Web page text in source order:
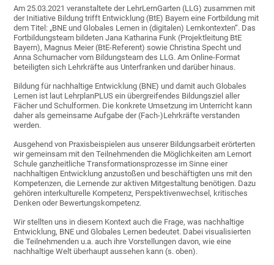
Am 25.03.2021 veranstaltete der LehrLernGarten (LLG) zusammen mit
der Initiative Bildung trifft Entwicklung (BtE) Bayern eine Fortbildung mit
dem Titel: „BNE und Globales Lernen in (digitalen) Lernkontexten“. Das
Fortbildungsteam bildeten Jana Katharina Funk (Projektleitung BtE
Bayern), Magnus Meier (BtE-Referent) sowie Christina Specht und
Anna Schumacher vom Bildungsteam des LLG. Am Online-Format
beteiligten sich Lehrkräfte aus Unterfranken und darüber hinaus.
Bildung für nachhaltige Entwicklung (BNE) und damit auch Globales
Lernen ist laut LehrplanPLUS ein übergreifendes Bildungsziel aller
Fächer und Schulformen. Die konkrete Umsetzung im Unterricht kann
daher als gemeinsame Aufgabe der (Fach-)Lehrkräfte verstanden
werden.
Ausgehend von Praxisbeispielen aus unserer Bildungsarbeit erörterten
wir gemeinsam mit den Teilnehmenden die Möglichkeiten am Lernort
Schule ganzheitliche Transformationsprozesse im Sinne einer
nachhaltigen Entwicklung anzustoßen und beschäftigten uns mit den
Kompetenzen, die Lernende zur aktiven Mitgestaltung benötigen. Dazu
gehören interkulturelle Kompetenz, Perspektivenwechsel, kritisches
Denken oder Bewertungskompetenz.
Wir stellten uns in diesem Kontext auch die Frage, was nachhaltige
Entwicklung, BNE und Globales Lernen bedeutet. Dabei visualisierten
die Teilnehmenden u.a. auch ihre Vorstellungen davon, wie eine
nachhaltige Welt überhaupt aussehen kann (s. oben).